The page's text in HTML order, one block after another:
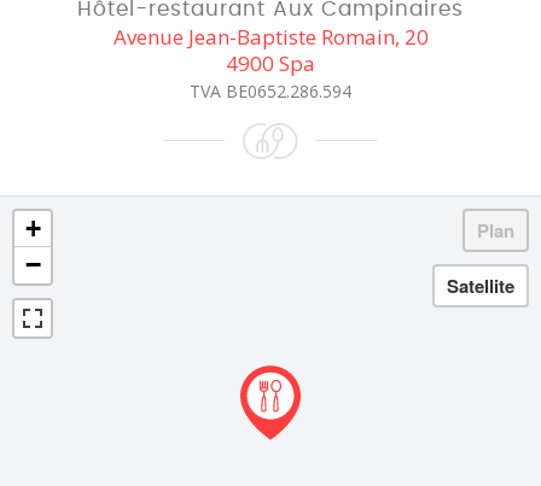
Hôtel-restaurant Aux Campinaires
Avenue Jean-Baptiste Romain, 20
4900 Spa
TVA BE0652.286.594
+
−